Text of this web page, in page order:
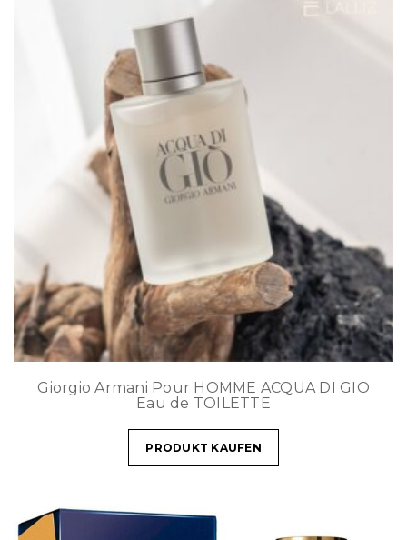
Giorgio Armani Pour HOMME ACQUA DI GIO
Eau de TOILETTE
PRODUKT KAUFEN